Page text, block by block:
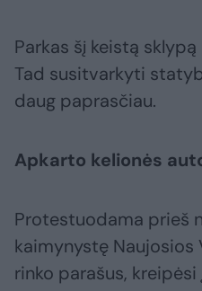
Parkas šį keistą
Tad susitvarkyti
daug paprasčiau.
Apkarto kelionės
Protestuodama prieš
kaimynystę
rinko parašus,